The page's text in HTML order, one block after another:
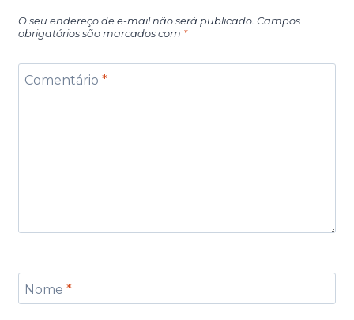
O seu endereço de e-mail não será publicado. Campos
obrigatórios são marcados com *
Comentário *
Nome *